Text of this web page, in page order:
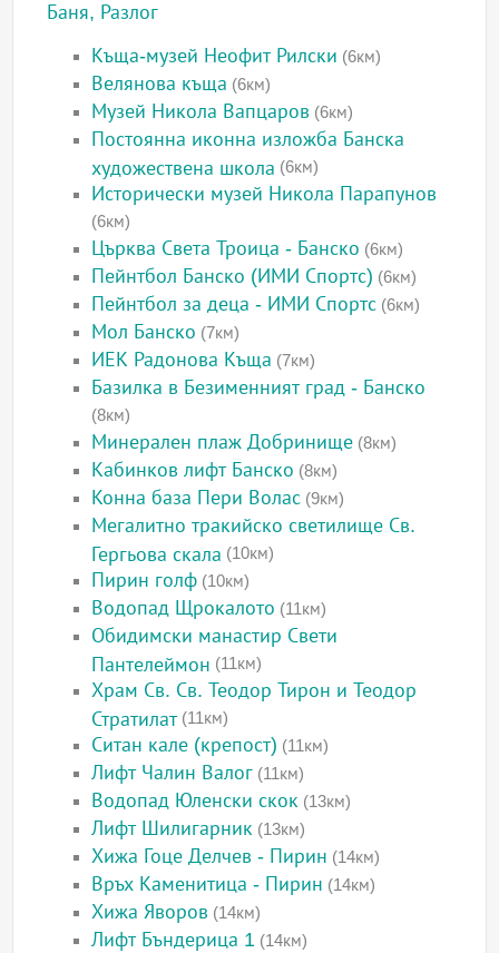
Баня, Разлог
Къща-музей Неофит Рилски (6км)
Велянова къща (6км)
Музей Никола Вапцаров (6км)
Постоянна иконна изложба Банска
художествена школа (6км)
Исторически музей Никола Парапунов
(6км)
Църква Света Троица - Банско (6км)
Пейнтбол Банско (ИМИ Спортс) (6км)
Пейнтбол за деца - ИМИ Спортс (6км)
Мол Банско (7км)
ИЕК Радонова Къща (7км)
Базилка в Безименният град - Банско
(8км)
Минерален плаж Добринище (8км)
Кабинков лифт Банско (8км)
Конна база Пери Волас (9км)
Мегалитно тракийско светилище Св.
Гергьова скала (10км)
Пирин голф (10км)
Водопад Щрокалото (11км)
Обидимски манастир Свети
Пантелеймон (11км)
Храм Св. Св. Теодор Тирон и Теодор
Стратилат(11км)
Ситан кале (крепост) (11км)
Лифт Чалин Валог (11км)
Водопад Юленски скок (13км)
Лифт Шилигарник (13км)
Хижа Гоце Делчев - Пирин (14км)
Връх Каменитица - Пирин (14км)
Хижа Яворов (14км)
Лифт Бъндерица 1 (14км)